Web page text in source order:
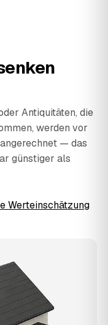
Antiquitäten, die
werden vor
— das
günstiger als
Werteinschätzung